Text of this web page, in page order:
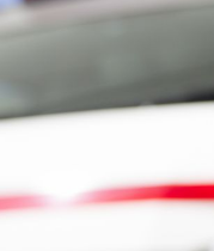
プ 顔
に
る